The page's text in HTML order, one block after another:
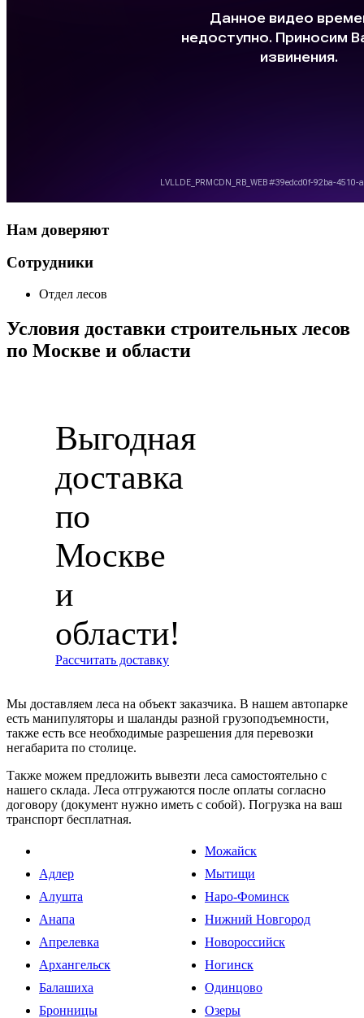
Нам доверяют
Сотрудники
Отдел лесов
Условия доставки строительных лесов
по Москве и области
Выгодная
доставка
по
Москве
и
области!
Рассчитать доставку
Мы доставляем леса на объект заказчика. В нашем автопарке
есть манипуляторы и шаланды разной грузоподъемности,
также есть все необходимые разрешения для перевозки
негабарита по столице.
Также можем предложить вывезти леса самостоятельно с
нашего склада. Леса отгружаются после оплаты согласно
договору (документ нужно иметь с собой). Погрузка на ваш
транспорт бесплатная.
Адлер
Алушта
Анапа
Апрелевка
Архангельск
Балашиха
Бронницы
Можайск
Мытищи
Наро-Фоминск
Нижний Новгород
Новороссийск
Ногинск
Одинцово
Озеры